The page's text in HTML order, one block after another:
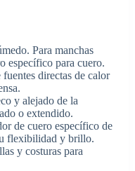
Para manchas
específico para cuero.
directas de calor
y alejado de la
o extendido.
de cuero específico de
flexibilidad y brillo.
y costuras para